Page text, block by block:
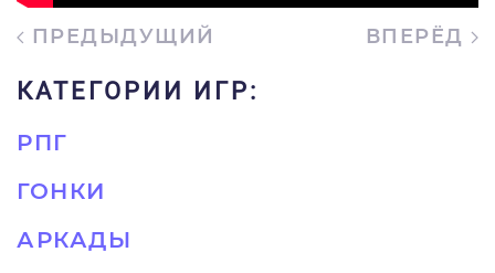
ПРЕДЫДУЩИЙ ВПЕРЁД
КАТЕГОРИИ ИГР:
РПГ
ГОНКИ
АРКАДЫ